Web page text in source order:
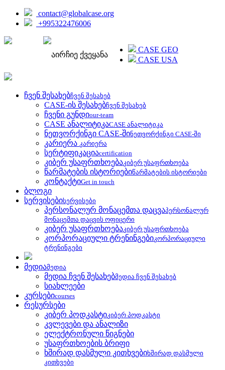
contact@globalcase.org
+995322476006
აირჩიე ქვეყანა
CASE GEO
CASE USA
ჩვენ შესახებჩვენ შესახებ
CASE-ის შესახებჩვენ შესახებ
ჩვენი გუნდიour-team
CASE ანალიტიკაCASE ანალიტიკა
ნეთვორქინგი CASE-შინეთვორქინგი CASE-ში
კარიერა კარიერა
სერტიფიკაციაcertification
კიბერ უსაფრთხოებაკიბერ უსაფრთხოება
წარმატების ისტორიებიწარმატების ისტორიები
კონტაქტიGet in touch
ბლოგი
სერვისებისერვისები
პერსონალურ მონაცემთა დაცვაპერსონალურ
მონაცემთა დაცვის ოფიცერი
კიბერ უსაფრთხოებაკიბერ უსაფრთხოება
კორპორაციული ტრენინგებიკორპორაციული
ტრენინგები
მედიამედია
მედია ჩვენ შესახებმედია ჩვენ შესახებ
სიახლეები
კურსებიcourses
რესურსები
კიბერ პოდკასტიკიბერ პოდკასტი
კვლევები და ანალიზი
ელექტრონული წიგნები
უსაფრთხოების ბრიფი
ხშირად დასმული კითხვებიხშირად დასმული
კითხვები